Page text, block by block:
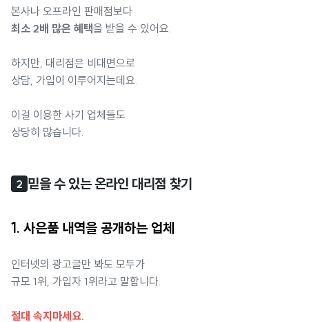
본사나 오프라인 판매점보다
최소 2배 많은 혜택을 받을 수 있어요.
하지만, 대리점은 비대면으로
상담, 가입이 이루어지는데요.
이걸 이용한 사기 업체들도
상당히 많습니다.
2 믿을 수 있는 온라인 대리점 찾기
1. 사은품 내역을 공개하는 업체
인터넷의 광고글만 봐도 모두가
규모 1위, 가입자 1위라고 말합니다.
절대 속지마세요.